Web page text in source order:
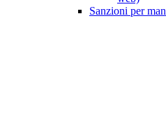
Sanzioni per